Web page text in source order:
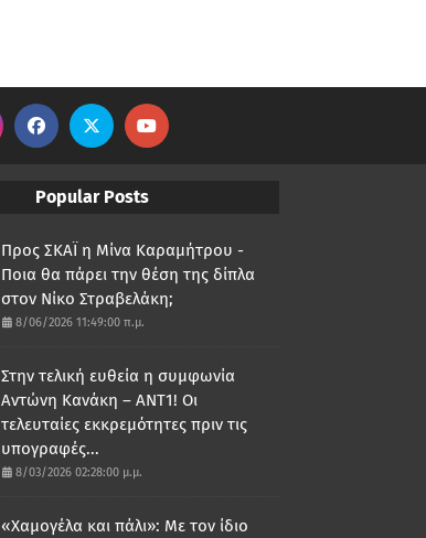
Popular Posts
Προς ΣΚΑΪ η Μίνα Καραμήτρου -
Ποια θα πάρει την θέση της δίπλα
στον Νίκο Στραβελάκη;
8/06/2026 11:49:00 π.μ.
Στην τελική ευθεία η συμφωνία
Αντώνη Κανάκη – ΑΝΤ1! Οι
τελευταίες εκκρεμότητες πριν τις
υπογραφές...
8/03/2026 02:28:00 μ.μ.
«Χαμογέλα και πάλι»: Με τον ίδιο